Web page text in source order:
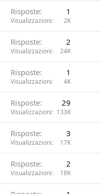
Risposte 1
Visualizzazioni 2K
Risposte 2
Visualizzazioni 24K
Risposte 1
Visualizzazioni 4K
Risposte 29
Visualizzazioni 133K
Risposte 3
Visualizzazioni 17K
Risposte 2
Visualizzazioni 18K